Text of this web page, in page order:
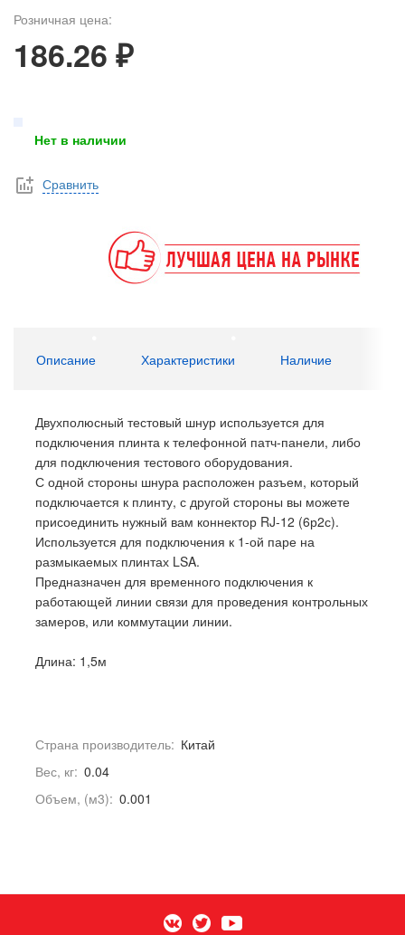
Розничная цена:
186.26 ₽
Нет в наличии
Сравнить
Описание Характеристики Наличие
Двухполюсный тестовый шнур используется для
подключения плинта к телефонной патч-панели, либо
для подключения тестового оборудования.
С одной стороны шнура расположен разъем, который
подключается к плинту, с другой стороны вы можете
присоединить нужный вам коннектор RJ-12 (6р2с).
Используется для подключения к 1-ой паре на
размыкаемых плинтах LSA.
Предназначен для временного подключения к
работающей линии связи для проведения контрольных
замеров, или коммутации линии.
Длина: 1,5м
Страна производитель: Китай
Вес, кг: 0.04
Объем, (м3): 0.001